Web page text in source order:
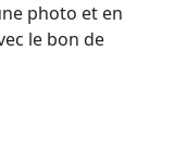
photo et en
le bon de